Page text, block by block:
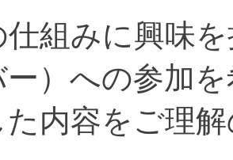
仕組みに興味
ー）への参加
た内容をご理